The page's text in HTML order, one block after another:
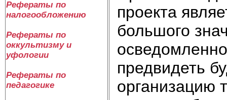
Рефераты по
налогообложению
Рефераты по
оккультизму и
уфологии
Рефераты по
педагогике
проекта
большого
предвидеть
организацию